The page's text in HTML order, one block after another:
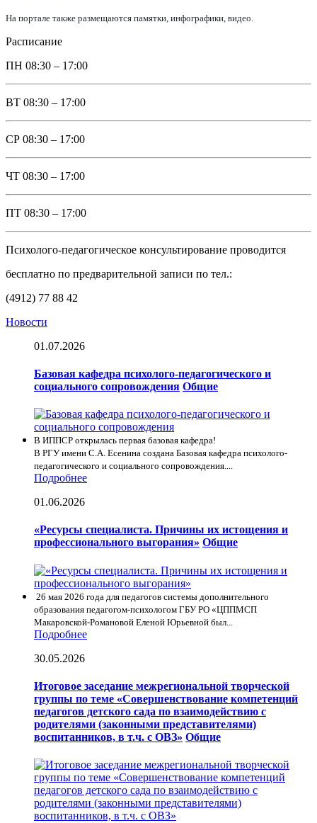
На портале также размещаются памятки, инфографики, видео.
Расписание
ПН 08:30 – 17:00
ВТ 08:30 – 17:00
СР 08:30 – 17:00
ЧТ 08:30 – 17:00
ПТ 08:30 – 17:00
Психолого-педагогическое консультирование проводится
бесплатно по предварительной записи по тел.:
(4912) 77 88 42
Новости
01.07.2026
Базовая кафедра психолого-педагогического и
социального сопровождения Общие
В ИППСР открылась первая базовая кафедра!
В РГУ имени С.А. Есенина создана Базовая кафедра психолого-
педагогического и социального сопровождения....
Подробнее
01.06.2026
«Ресурсы специалиста. Причины их истощения и
профессионального выгорания» Общие
26 мая 2026 года для педагогов системы дополнительного
образования педагогом-психологом ГБУ РО «ЦППМСП
Макаровской-Романовой Еленой Юрьевной был...
Подробнее
30.05.2026
Итоговое заседание межрегиональной творческой
группы по теме «Совершенствование компетенций
педагогов детского сада по взаимодействию с
родителями (законными представителями)
воспитанников, в т.ч. с ОВЗ» Общие